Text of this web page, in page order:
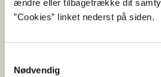
ændre eller tilbagetrække dit
”Cookies” linket nederst på siden.
Nødvendig
Styrelsen for Fødevarer,
Fødevarestyrelsen til én styrelse